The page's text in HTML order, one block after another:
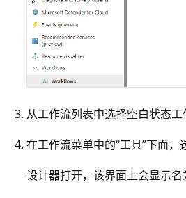
从工作流列表中选择空白状态工
在工作流菜单中的“工具”下面，
设计器打开，该界面上会显示名